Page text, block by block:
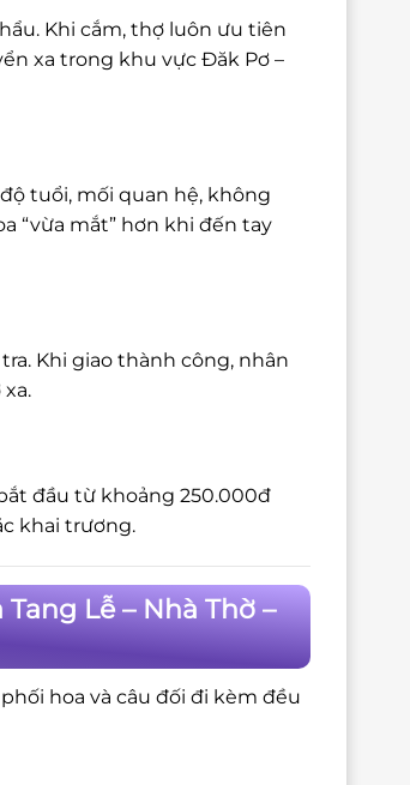
Khi cắm, thợ luôn ưu tiên
xa trong khu vực Đăk Pơ –
tuổi, mối quan hệ, không
“vừa mắt” hơn khi đến tay
Khi giao thành công, nhân
đầu từ khoảng 250.000đ
khai trương.
Lễ – Nhà Thờ –
hoa và câu đối đi kèm đều